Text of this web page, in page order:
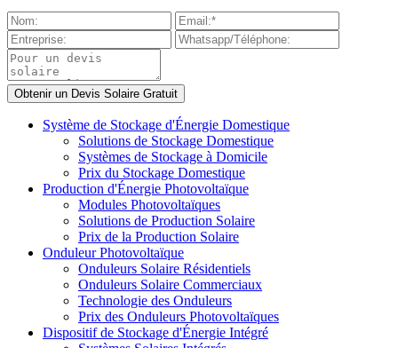
Système de Stockage d'Énergie Domestique
Solutions de Stockage Domestique
Systèmes de Stockage à Domicile
Prix du Stockage Domestique
Production d'Énergie Photovoltaïque
Modules Photovoltaïques
Solutions de Production Solaire
Prix de la Production Solaire
Onduleur Photovoltaïque
Onduleurs Solaire Résidentiels
Onduleurs Solaire Commerciaux
Technologie des Onduleurs
Prix des Onduleurs Photovoltaïques
Dispositif de Stockage d'Énergie Intégré